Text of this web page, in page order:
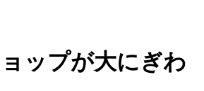
ップが大にぎわ